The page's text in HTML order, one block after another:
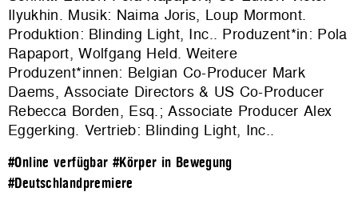
Ilyukhin. Musik: Naima Joris, Loup Mormont.
Produktion: Blinding Light, Inc.. Produzent*in: Pola
Rapaport, Wolfgang Held. Weitere
Produzent*innen: Belgian Co-Producer Mark
Daems, Associate Directors & US Co-Producer
Rebecca Borden, Esq.; Associate Producer Alex
Eggerking. Vertrieb: Blinding Light, Inc..
#Online verfügbar #Körper in Bewegung
#Deutschlandpremiere